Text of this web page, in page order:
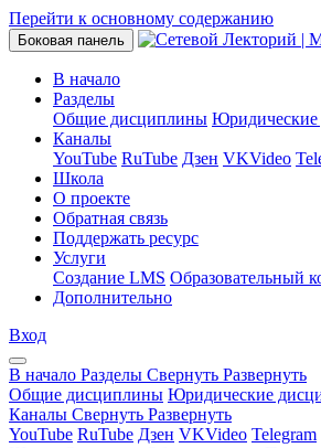
Перейти к основному содержанию
Боковая панель
В начало
Разделы
Общие дисциплины
Каналы
YouTube RuTube Дзен VKVideo
Школа
О проекте
Обратная связь
Поддержать ресурс
Услуги
Создание LMS Образовательный
Дополнительно
Вход
В начало Разделы Свернуть Развернуть
Общие дисциплины Юридические
Каналы Свернуть Развернуть
YouTube RuTube Дзен VKVideo Telegram